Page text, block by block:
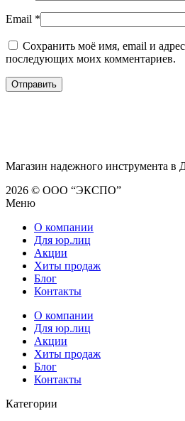
Email *
Сохранить моё имя, email и
последующих моих комментариев.
Магазин надежного инструмента в
2026 © ООО “ЭКСПО”
Меню
О компании
Для юр.лиц
Акции
Хиты продаж
Блог
Контакты
О компании
Для юр.лиц
Акции
Хиты продаж
Блог
Контакты
Категории